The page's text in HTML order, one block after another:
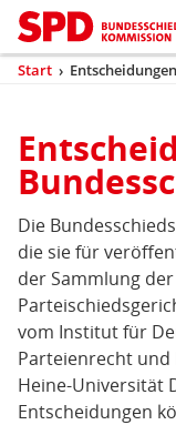
Kopfbereich
Sprungmarken-
Navigation
Hauptnavigation
Sie
Start › Entscheidungen
Die
die sie für
der Sammlung
vom Institut für
Parteienrecht und
Heine-Universität
Entscheidungen